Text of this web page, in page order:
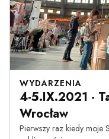
WYDARZENIA
4-5.IX.2021 -
Wrocław
Pierwszy raz kiedy moje